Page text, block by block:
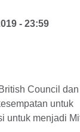
- 23:59
Council
untuk
untuk menjadi